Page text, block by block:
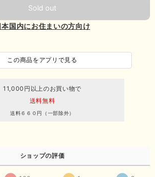
Sold out
本国内にお住まいの方向け
この商品をアプリで見る
11,000円以上のお買い物で
送料無料
送料６６０円（一部除外）
ショップの評価